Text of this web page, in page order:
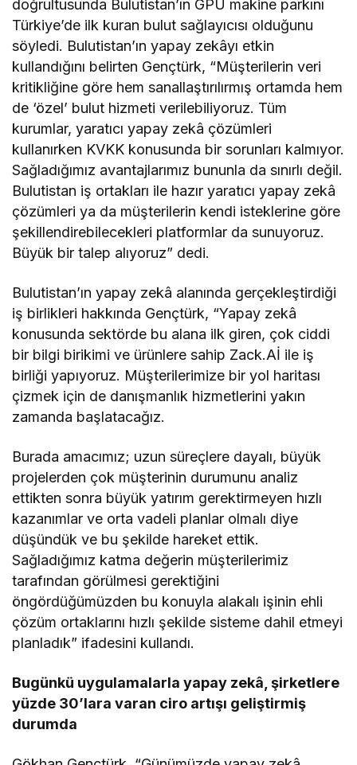
doğrultusunda Bulutistan’ın GPU makine parkını
Türkiye’de ilk kuran bulut sağlayıcısı olduğunu
söyledi. Bulutistan’ın yapay zekâyı etkin
kullandığını belirten Gençtürk, “Müşterilerin veri
kritikliğine göre hem sanallaştırılırmış ortamda hem
de ‘özel’ bulut hizmeti verilebiliyoruz. Tüm
kurumlar, yaratıcı yapay zekâ çözümleri
kullanırken KVKK konusunda bir sorunları kalmıyor.
Sağladığımız avantajlarımız bununla da sınırlı değil.
Bulutistan iş ortakları ile hazır yaratıcı yapay zekâ
çözümleri ya da müşterilerin kendi isteklerine göre
şekillendirebilecekleri platformlar da sunuyoruz.
Büyük bir talep alıyoruz” dedi.
Bulutistan’ın yapay zekâ alanında gerçekleştirdiği
iş birlikleri hakkında Gençtürk, “Yapay zekâ
konusunda sektörde bu alana ilk giren, çok ciddi
bir bilgi birikimi ve ürünlere sahip Zack.Aİ ile iş
birliği yapıyoruz. Müşterilerimize bir yol haritası
çizmek için de danışmanlık hizmetlerini yakın
zamanda başlatacağız.
Burada amacımız; uzun süreçlere dayalı, büyük
projelerden çok müşterinin durumunu analiz
ettikten sonra büyük yatırım gerektirmeyen hızlı
kazanımlar ve orta vadeli planlar olmalı diye
düşündük ve bu şekilde hareket ettik.
Sağladığımız katma değerin müşterilerimiz
tarafından görülmesi gerektiğini
öngördüğümüzden bu konuyla alakalı işinin ehli
çözüm ortaklarını hızlı şekilde sisteme dahil etmeyi
planladık” ifadesini kullandı.
Bugünkü uygulamalarla yapay zekâ, şirketlere
yüzde 30’lara varan ciro artışı geliştirmiş
durumda